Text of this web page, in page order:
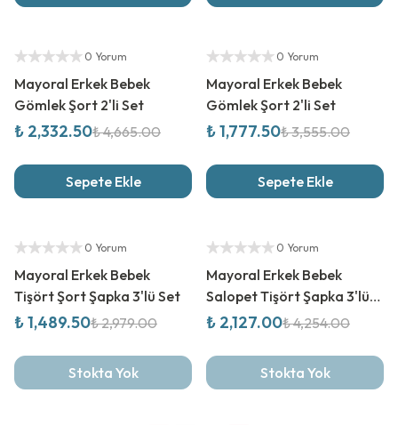
Yetkili Satıcı
0 Yorum
Mayoral Erkek Bebek
Gömlek Şort 2'li Set
₺ 2,332.50₺ 4,665.00
Sepete Ekle
Yetkili Satıcı
0 Yorum
Mayoral Erkek Bebek
Gömlek Şort 2'li Set
₺ 1,777.50₺ 3,555.00
Sepete Ekle
Yetkili Satıcı
0 Yorum
Mayoral Erkek Bebek
Tişört Şort Şapka 3'lü Set
₺ 1,489.50₺ 2,979.00
Stokta Yok
Yetkili Satıcı
0 Yorum
Mayoral Erkek Bebek
Salopet Tişört Şapka 3'lü
Set
₺ 2,127.00₺ 4,254.00
Stokta Yok